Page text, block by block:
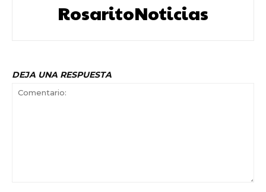
RosaritoNoticias
DEJA UNA RESPUESTA